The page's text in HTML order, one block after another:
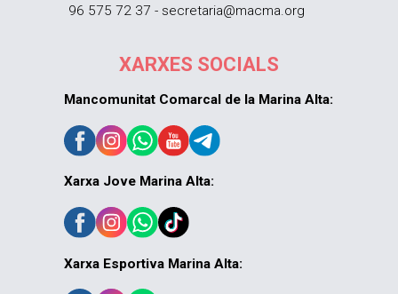
96 575 72 37 - secretaria@macma.org
XARXES SOCIALS
Mancomunitat Comarcal de la Marina Alta:
Xarxa Jove Marina Alta:
Xarxa Esportiva Marina Alta: